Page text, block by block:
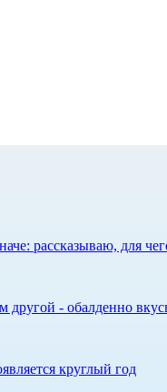
рассказываю, для
другой - обалденно
круглый год